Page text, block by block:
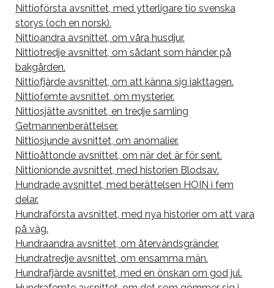
Nittioförsta avsnittet, med ytterligare tio svenska
storys (och en norsk).
Nittioandra avsnittet, om våra husdjur.
Nittiotredje avsnittet, om sådant som händer på
bakgården.
Nittiofjärde avsnittet, om att känna sig iakttagen.
Nittiofemte avsnittet, om mysterier.
Nittiosjätte avsnittet, en tredje samling
Getmannenberättelser.
Nittiosjunde avsnittet, om anomalier.
Nittioåttonde avsnittet, om när det är för sent.
Nittionionde avsnittet, med historien Blodsav.
Hundrade avsnittet, med berättelsen HOIN i fem
delar.
Hundraförsta avsnittet, med nya historier om att vara
på väg.
Hundraandra avsnittet, om återvändsgränder.
Hundratredje avsnittet, om ensamma män.
Hundrafjärde avsnittet, med en önskan om god jul.